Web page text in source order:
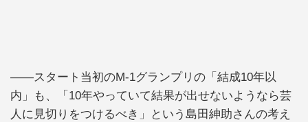
――スタート当初のM-1グランプリの「結成10年以
内」も、「10年やっていて結果が出せないようなら芸
人に見切りをつけるべき」という島田紳助さんの考え